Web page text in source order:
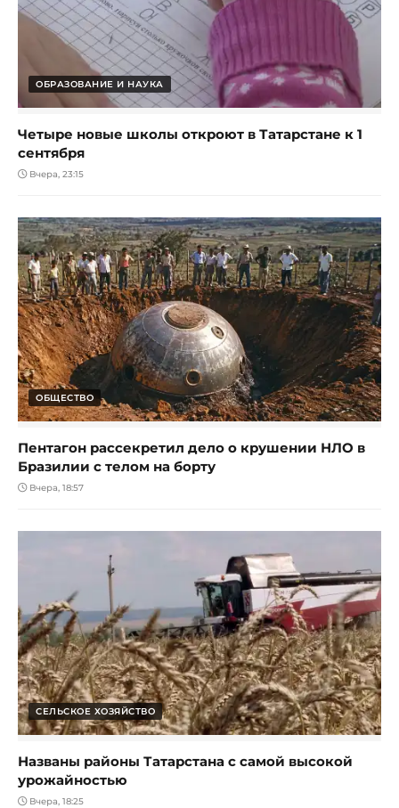
ОБРАЗОВАНИЕ И НАУКА
Четыре новые школы откроют в Татарстане к 1
сентября
Вчера, 23:15
ОБЩЕСТВО
Пентагон рассекретил дело о крушении НЛО в
Бразилии с телом на борту
Вчера, 18:57
СЕЛЬСКОЕ ХОЗЯЙСТВО
Названы районы Татарстана с самой высокой
урожайностью
Вчера, 18:25